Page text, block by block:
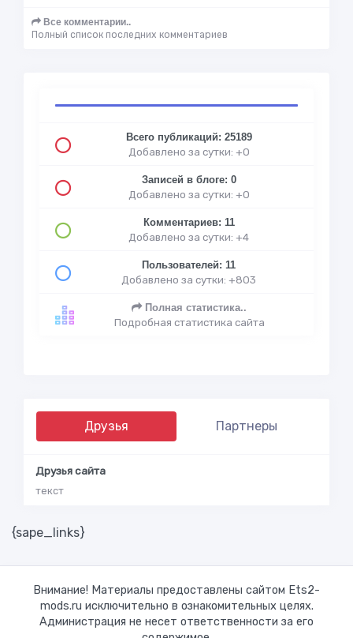
Все комментарии..
Полный список последних комментариев
Всего публикаций: 25189
Добавлено за сутки: +0
Записей в блоге: 0
Добавлено за сутки: +0
Комментариев: 11
Добавлено за сутки: +4
Пользователей: 11
Добавлено за сутки: +803
Полная статистика..
Подробная статистика сайта
Друзья Партнеры
Друзья сайта
текст
{sape_links}
Внимание! Материалы предоставлены сайтом Ets2-
mods.ru исключительно в ознакомительных целях.
Администрация не несет ответственности за его